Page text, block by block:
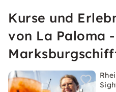
Kurse und
von La Paloma -